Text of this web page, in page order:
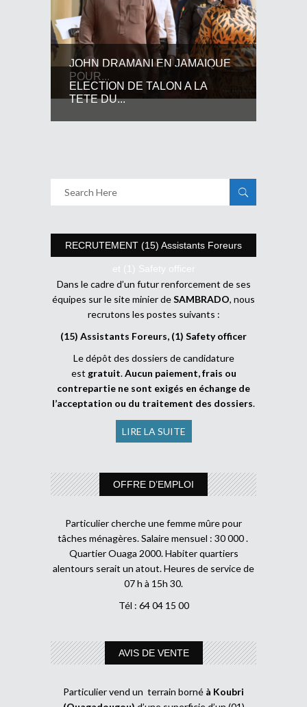
JOHN DRAMANI EN JAMAIQUE
POUR...
ELECTION DE TALON A LA
TETE DU...
RECRUTEMENT (15) Assistants Foreurs
et (1) Safety officer
Dans le cadre d’un futur renforcement de ses
équipes sur le site minier deSAMBRADO, nous
recrutons les postes suivants :
(15) Assistants Foreurs, (1) Safety officer
Le dépôt des dossiers de candidature
est gratuit.Aucun paiement, frais ou
contrepartie ne sont exigés en échange de
l’acceptation ou du traitement des dossiers.
LIRE LA SUITE
OFFRE D’EMPLOI
Particulier cherche une femme mûre pour
tâches ménagères. Salaire mensuel : 30 000 .
Quartier Ouaga 2000. Habiter quartiers
alentours serait un atout. Heures de service de
07 h à 15h 30.
Tél : 64 04 15 00
AVIS DE VENTE
Particulier vend un terrain borné à Koubri